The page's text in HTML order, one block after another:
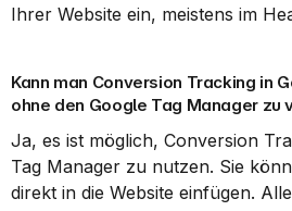
Ihrer Website ein, meistens im
Kann man Conversion Tracking in
ohne den Google Tag Manager zu
Ja, es ist möglich, Conversion
Tag Manager zu nutzen. Sie
direkt in die Website einfügen.